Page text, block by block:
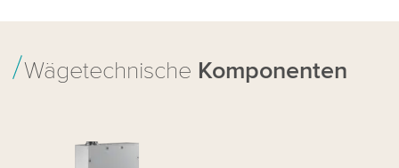
Wägetechnische Komponenten